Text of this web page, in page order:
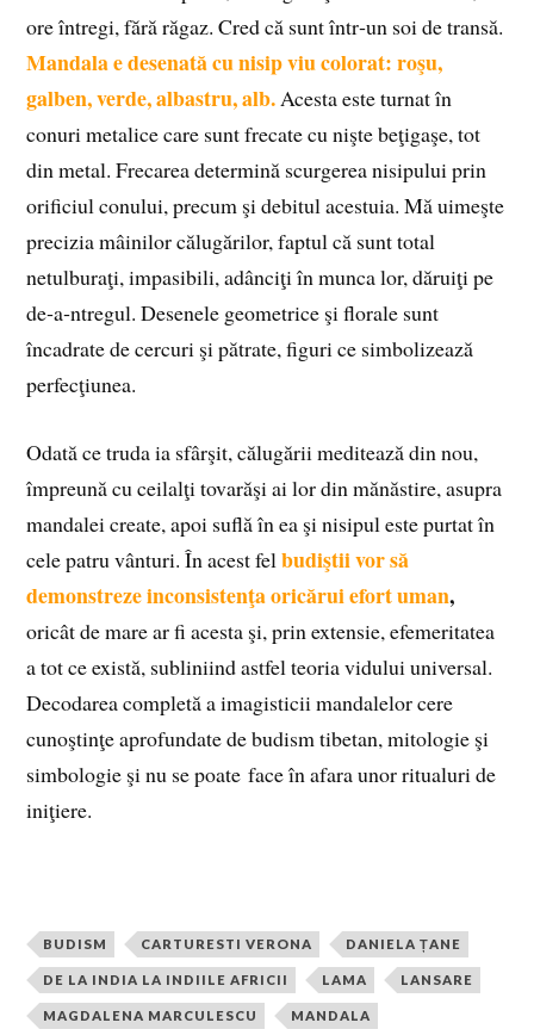
ore întregi, fără răgaz. Cred că sunt într‑un soi de transă.
Mandala e desenată cu nisip viu colorat: roşu,
galben, verde, albastru, alb.Acesta este turnat în
conuri metalice care sunt frecate cu nişte beţigaşe, tot
din metal. Frecarea determină scurgerea nisipului prin
orificiul conului, precum şi debitul acestuia. Mă uimeşte
precizia mâinilor călugărilor, faptul că sunt total
netulburaţi, impasibili, adânciţi în munca lor, dăruiţi pe
de‑a‑ntregul. Desenele geometrice şi florale sunt
încadrate de cercuri şi pătrate, figuri ce simbolizează
perfecţiunea.
Odată ce truda ia sfârşit, călugării meditează din nou,
împreună cu ceilalţi tovarăşi ai lor din mănăstire, asupra
mandalei create, apoi suflă în ea şi nisipul este purtat în
cele patru vânturi. În acest felbudiştii vor să
demonstreze inconsistenţa oricărui efort uman,
oricât de mare ar fi acesta şi, prin extensie, efemeritatea
a tot ce există, subliniind astfel teoria vidului universal.
Decodarea completă a imagisticii mandalelor cere
cunoştinţe aprofundate de budism tibetan, mitologie şi
simbologie şi nu se poate face în afara unor ritualuri de
iniţiere.
BUDISM CARTURESTI VERONA DANIELA ȚANE
DE LA INDIA LA INDIILE AFRICII LAMA LANSARE
MAGDALENA MARCULESCU MANDALA